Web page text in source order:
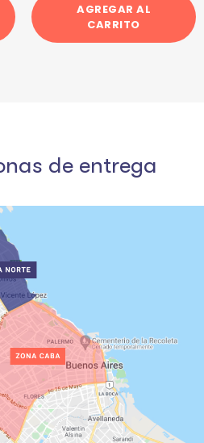
AGREGAR AL
CARRITO
de entrega